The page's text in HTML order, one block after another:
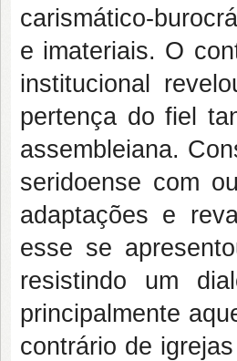
carismático-
e imateriais. O
institucional
pertença do fiel
assembleiana.
seridoense com
adaptações e
esse se
resistindo um
principalmente
contrário de